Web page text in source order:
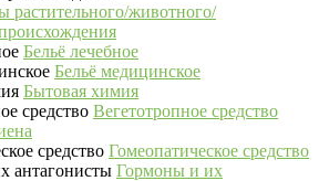
растительного/животного/
Бельё лечебное
Бельё медицинское
Бытовая химия
Вегетотропное средство
Гомеопатическое средство
Гормоны и их